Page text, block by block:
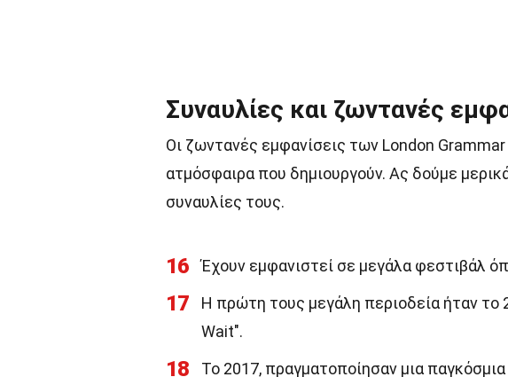
Συναυλίες και ζωντανές
Οι ζωντανές εμφανίσεις των London Grammar
ατμόσφαιρα που δημιουργούν. Ας δούμε
συναυλίες τους.
16 Έχουν εμφανιστεί σε μεγάλα φεστιβάλ
17
Η πρώτη τους μεγάλη περιοδεία ήταν το
Wait".
18 Το 2017, πραγματοποίησαν μια